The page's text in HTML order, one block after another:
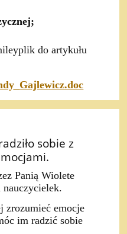
plik do artykułu
sobie z
Panią Wiolete
zrozumieć emocje
im radzić sobie